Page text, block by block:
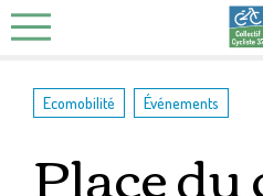
Skip
to
Ecomobilité Événements
Place